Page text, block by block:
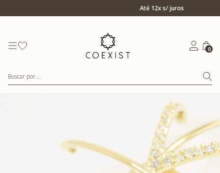
Até 12x s/ juros
Ir para Home Prata
0
Buscar por....